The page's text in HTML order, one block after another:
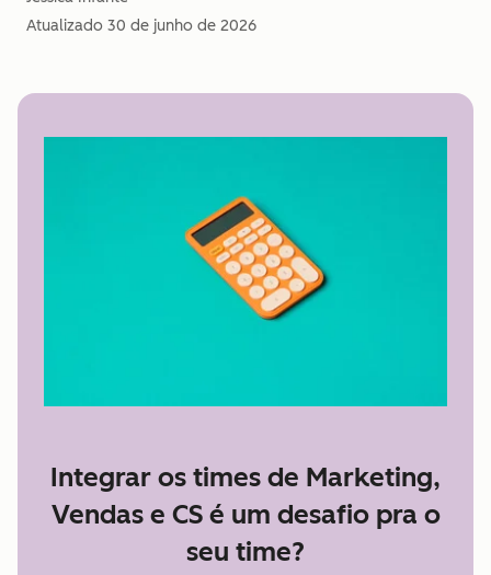
Atualizado 30 de junho de 2026
Integrar os times de Marketing,
Vendas e CS é um desafio pra o
seu time?